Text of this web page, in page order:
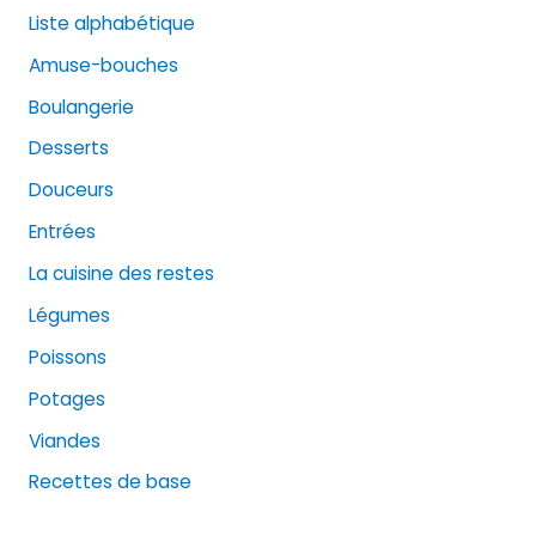
Liste alphabétique
Amuse-bouches
Boulangerie
Desserts
Douceurs
Entrées
La cuisine des restes
Légumes
Poissons
Potages
Viandes
Recettes de base